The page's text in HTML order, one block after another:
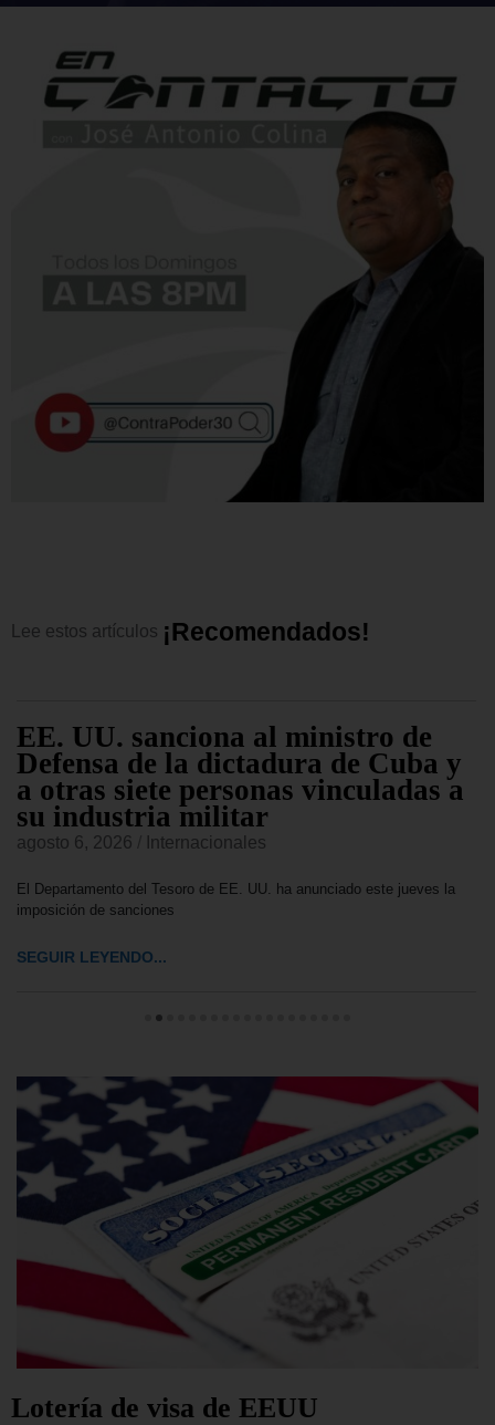
Lee estos artículos ¡Recomend ad os!
EE. UU. sanciona al ministro de
Defensa de la dictadura de Cuba y
a otras siete personas vinculadas a
su industria militar
agosto 6, 2026 Internacionales
El Departamento del Tesoro de EE. UU. ha anunciado este jueves la
imposición de sanciones
SEGUIR LEYENDO...
Lotería de visa de EEUU